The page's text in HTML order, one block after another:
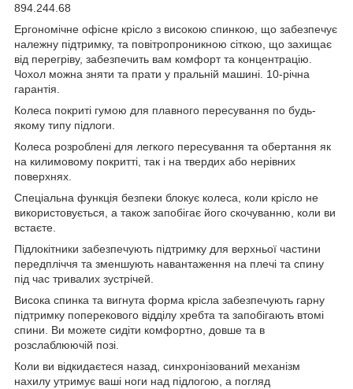
894.244.68
Ергономічне офісне крісло з високою спинкою, що забезпечує
належну підтримку, та повітропроникною сіткою, що захищає
від перегріву, забезпечить вам комфорт та концентрацію.
Чохол можна зняти та прати у пральній машині. 10-річна
гарантія.
Колеса покриті гумою для плавного пересування по будь-
якому типу підлоги.
Колеса розроблені для легкого пересування та обертання як
на килимовому покритті, так і на твердих або нерівних
поверхнях.
Спеціальна функція безпеки блокує колеса, коли крісло не
використовується, а також запобігає його скочуванню, коли ви
встаєте.
Підлокітники забезпечують підтримку для верхньої частини
передпліччя та зменшують навантаження на плечі та спину
під час тривалих зустрічей.
Висока спинка та вигнута форма крісла забезпечують гарну
підтримку поперекового відділу хребта та запобігають втомі
спини. Ви можете сидіти комфортно, довше та в
розслаблюючій позі.
Коли ви відкидаєтеся назад, синхронізований механізм
нахилу утримує ваші ноги над підлогою, а погляд